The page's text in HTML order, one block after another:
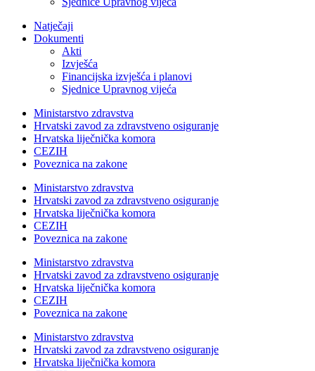
Natječaji
Dokumenti
Akti
Izvješća
Financijska izvješća i planovi
Sjednice Upravnog vijeća
Ministarstvo zdravstva
Hrvatski zavod za zdravstveno osiguranje
Hrvatska liječnička komora
CEZIH
Poveznica na zakone
Ministarstvo zdravstva
Hrvatski zavod za zdravstveno osiguranje
Hrvatska liječnička komora
CEZIH
Poveznica na zakone
Ministarstvo zdravstva
Hrvatski zavod za zdravstveno osiguranje
Hrvatska liječnička komora
CEZIH
Poveznica na zakone
Ministarstvo zdravstva
Hrvatski zavod za zdravstveno osiguranje
Hrvatska liječnička komora